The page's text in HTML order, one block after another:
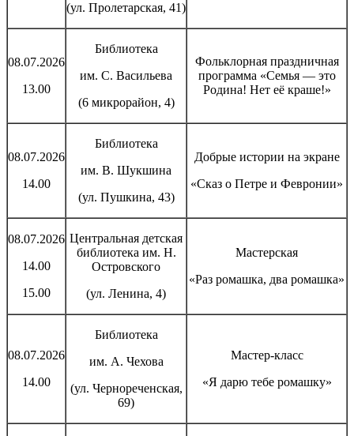
(ул. Пролетарская, 41)
08.07.2026
13.00
Библиотека
им. С. Васильева
(6 микрорайон, 4)
Фольклорная праздничная
программа «Семья — это
Родина! Нет её краше!»
08.07.2026
14.00
Библиотека
им. В. Шукшина
(ул. Пушкина, 43)
Добрые истории на экране
«Сказ о Петре и Февронии»
08.07.2026
14.00
15.00
Центральная детская
библиотека им. Н.
Островского
(ул. Ленина, 4)
Мастерская
«Раз ромашка, два ромашка»
08.07.2026
14.00
Библиотека
им. А. Чехова
(ул. Чернореченская,
69)
Мастер-класс
«Я дарю тебе ромашку»